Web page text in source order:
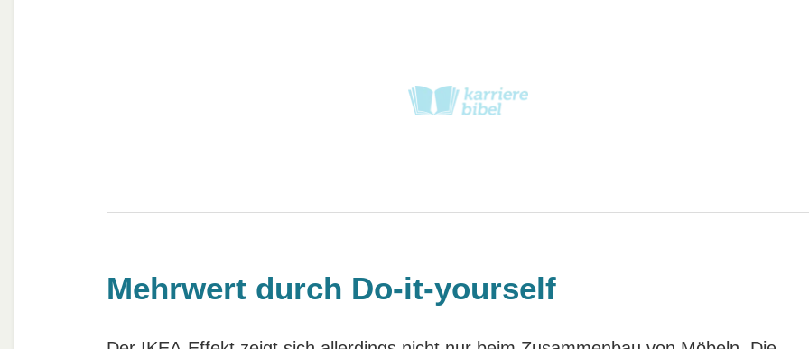
⁣Mehrwert durch Do-it-yourself